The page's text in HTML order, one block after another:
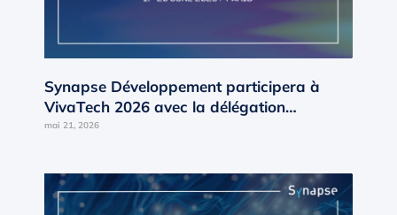
Synapse Développement participera à
VivaTech 2026 avec la délégation
Occitanie d’AD’OCC
mai 21, 2026